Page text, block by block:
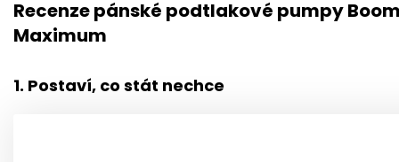
Recenze pánské podtlakové pumpy
Maximum
1. Postaví, co stát nechce